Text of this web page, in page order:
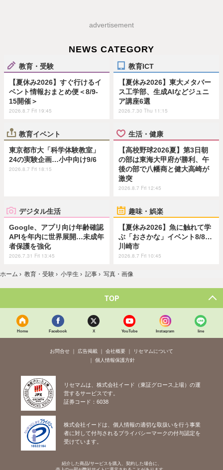
advertisement
NEWS CATEGORY
教育・受験
【夏休み2026】すぐ行けるイ
ベント情報おまとめ便＜8/9-
15開催＞
2026.8.7 Fri 19:45
教育ICT
【夏休み2026】東大メタバー
ス工学部、生成AIなどジュニ
ア講座6選
2026.7.30 Thu 11:15
教育イベント
東京都市大「科学体験教室」
24の実験企画…小中向け9/6
2026.8.7 Fri 18:15
生活・健康
【高校野球2026夏】第3日朝
の部は東海大甲府が勝利、午
後の部で八幡商と健大高崎が
激突
2026.8.7 Fri 12:45
デジタル生活
Google、アプリ向け年齢確認
APIを年内に世界展開…未成年
者保護を強化
2026.7.31 Fri 13:45
趣味・娯楽
【夏休み2026】魚に触れて学
ぶ「おさかな」イベント8/8…
川崎市
2026.8.7 Fri 10:45
ホーム › 教育・受験 › 小学生 › 記事 › 写真・画像
TOP
Home Facebook X YouTube Instagram line
お問合せ 広告掲載 会社概要
リセマムについて
個人情報保護方針
リセマムは、株式会社イード（東証グロース上場）の運
営するサービスです。
証券コード：6038
株式会社イードは、個人情報の適切な取扱いを行う事業
者に対して付与されるプライバシーマークの付与認定を
受けています。
紹介した商品/サービスを購入、契約した場合に、